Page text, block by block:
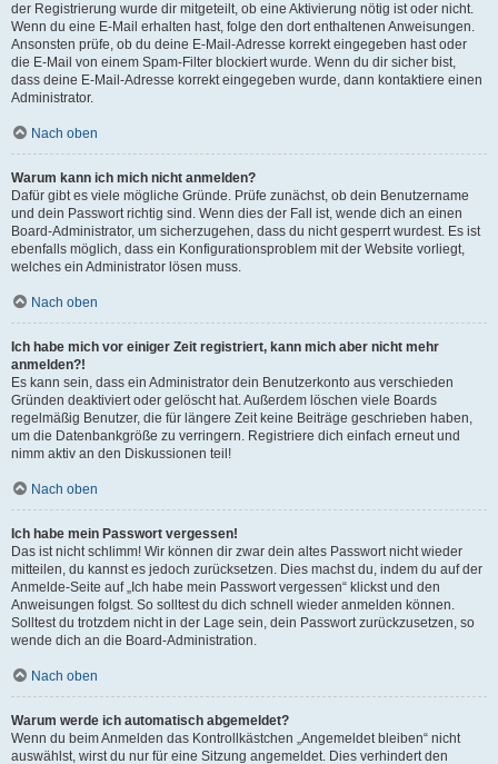
der Registrierung wurde dir mitgeteilt, ob eine Aktivierung nötig ist oder nicht.
Wenn du eine E-Mail erhalten hast, folge den dort enthaltenen Anweisungen.
Ansonsten prüfe, ob du deine E-Mail-Adresse korrekt eingegeben hast oder
die E-Mail von einem Spam-Filter blockiert wurde. Wenn du dir sicher bist,
dass deine E-Mail-Adresse korrekt eingegeben wurde, dann kontaktiere einen
Administrator.
Nach oben
Warum kann ich mich nicht anmelden?
Dafür gibt es viele mögliche Gründe. Prüfe zunächst, ob dein Benutzername
und dein Passwort richtig sind. Wenn dies der Fall ist, wende dich an einen
Board-Administrator, um sicherzugehen, dass du nicht gesperrt wurdest. Es ist
ebenfalls möglich, dass ein Konfigurationsproblem mit der Website vorliegt,
welches ein Administrator lösen muss.
Nach oben
Ich habe mich vor einiger Zeit registriert, kann mich aber nicht mehr
anmelden?!
Es kann sein, dass ein Administrator dein Benutzerkonto aus verschieden
Gründen deaktiviert oder gelöscht hat. Außerdem löschen viele Boards
regelmäßig Benutzer, die für längere Zeit keine Beiträge geschrieben haben,
um die Datenbankgröße zu verringern. Registriere dich einfach erneut und
nimm aktiv an den Diskussionen teil!
Nach oben
Ich habe mein Passwort vergessen!
Das ist nicht schlimm! Wir können dir zwar dein altes Passwort nicht wieder
mitteilen, du kannst es jedoch zurücksetzen. Dies machst du, indem du auf der
Anmelde-Seite auf „Ich habe mein Passwort vergessen“ klickst und den
Anweisungen folgst. So solltest du dich schnell wieder anmelden können.
Solltest du trotzdem nicht in der Lage sein, dein Passwort zurückzusetzen, so
wende dich an die Board-Administration.
Nach oben
Warum werde ich automatisch abgemeldet?
Wenn du beim Anmelden das Kontrollkästchen „Angemeldet bleiben“ nicht
auswählst, wirst du nur für eine Sitzung angemeldet. Dies verhindert den